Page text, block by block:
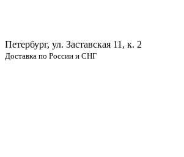
Петербург, ул. Заставская 11, к. 2
Доставка по России и СНГ